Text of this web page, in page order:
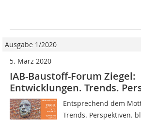
Ausgabe 1/2020
5. März 2020
IAB-Baustoff-Forum Ziegel:
Entwicklungen. Trends.
Entsprechend dem
Trends. Perspektiven.